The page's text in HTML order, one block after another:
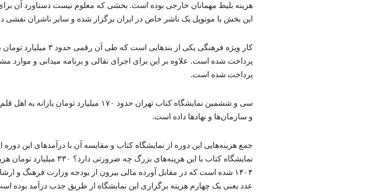
هزینه بلیط مهمانان خارجی بوده است. بخشی که معلوم نیست دستاورد آن
این بخش با مونوپل یک ناشر خاص در ایران برگزار شده و سایر ناشران نقشی در
کار ویژه فرهنگی یکی از
پرداخت شده است. علاوه بر این برای اجرای نقالی و برنامه میدانی و موارد
پرداخت شده است.
سی و ششمین نمایشگاه کتاب تهران حدود ۱۷۰
و سازمان‌ها و نهادها داده است.
جمع هزینه‌هایی این دوره از نمایشگاه کتاب و مقایسه آن با درآمدهای این
نمایشگاه کتاب با این هزینه‌های
عدد یعنی یک چهارم هزینه برگزاری این نمایشگاه از طریق جذب درآمد بوده